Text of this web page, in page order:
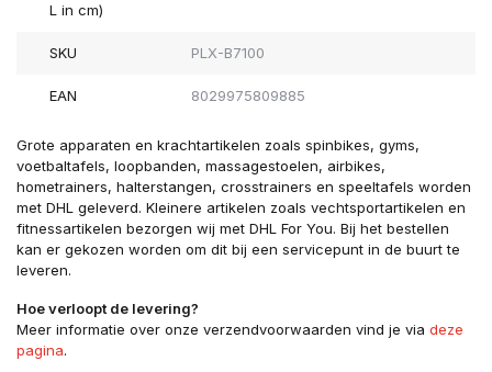
L in cm)
SKU PLX-B7100
EAN 8029975809885
Grote apparaten en krachtartikelen zoals spinbikes, gyms,
voetbaltafels, loopbanden, massagestoelen, airbikes,
hometrainers, halterstangen, crosstrainers en speeltafels worden
met DHL geleverd. Kleinere artikelen zoals vechtsportartikelen en
fitnessartikelen bezorgen wij met DHL For You. Bij het bestellen
kan er gekozen worden om dit bij een servicepunt in de buurt te
leveren.
Hoe verloopt de levering?
Meer informatie over onze verzendvoorwaarden vind je via deze
pagina.